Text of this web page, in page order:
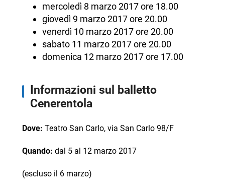
mercoledì 8 marzo 2017 ore 18.00
giovedì 9 marzo 2017 ore 20.00
venerdì 10 marzo 2017 ore 20.00
sabato 11 marzo 2017 ore 20.00
domenica 12 marzo 2017 ore 17.00
Informazioni sul balletto
Cenerentola
Dove: Teatro San Carlo, via San Carlo 98/F
Quando: dal 5 al 12 marzo 2017
(escluso il 6 marzo)